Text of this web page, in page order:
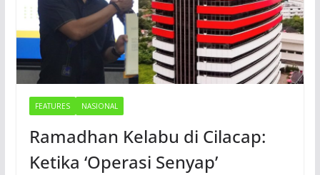
FEATURES NASIONAL
Ramadhan Kelabu di Cilacap:
Ketika ‘Operasi Senyap’